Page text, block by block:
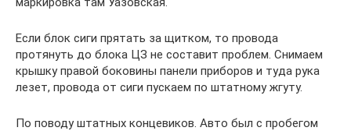
Если блок сиги прятать за щитком, то провода
протянуть до блока ЦЗ не составит проблем. Снимаем
крышку правой боковины панели приборов и туда рука
лезет, провода от сиги пускаем по штатному жгуту.
По поводу штатных концевиков. Авто был с пробегом